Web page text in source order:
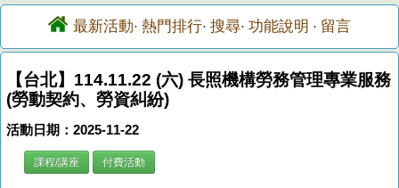
最新活動· 熱門排行· 搜尋· 功能說明 · 留言
【台北】114.11.22 (六) 長照機構勞務管理專業服務
(勞動契約、勞資糾紛)
活動日期：2025-11-22
課程/講座 付費活動